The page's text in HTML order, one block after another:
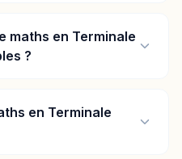
maths en Terminale
?
en Terminale